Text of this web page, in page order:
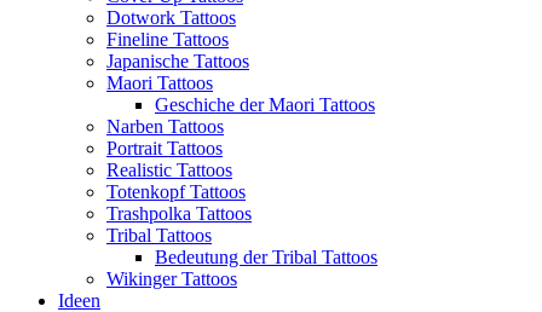
Dotwork Tattoos
Fineline Tattoos
Japanische Tattoos
Maori Tattoos
Geschiche der Maori Tattoos
Narben Tattoos
Portrait Tattoos
Realistic Tattoos
Totenkopf Tattoos
Trashpolka Tattoos
Tribal Tattoos
Bedeutung der Tribal Tattoos
Wikinger Tattoos
Ideen